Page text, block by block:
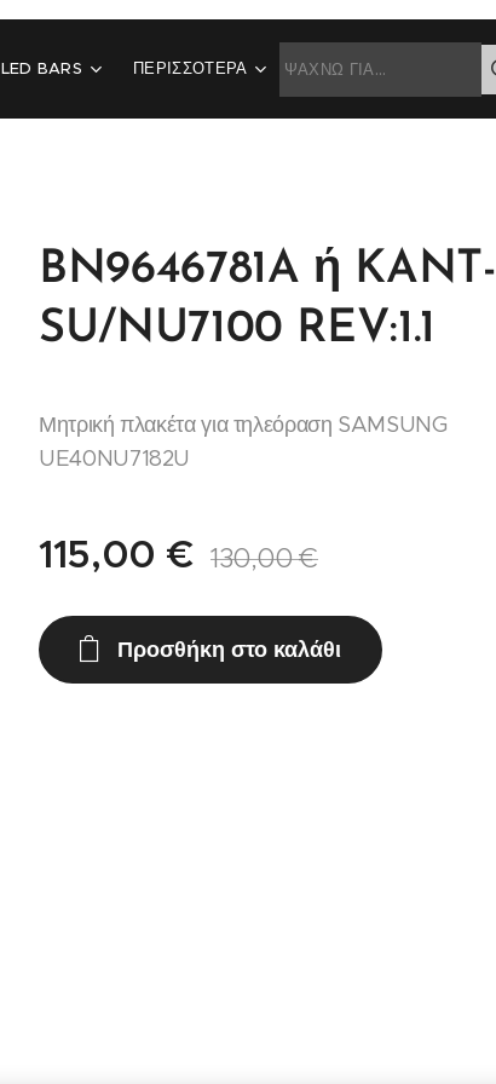
LED BARS ΠΕΡΙΣΣΌΤΕΡΑ
BN9646781A ή KANT-
SU/NU7100 REV:1.1
Μητρική πλακέτα για τηλεόραση SAMSUNG
UE40NU7182U
115,00 € 130,00€
Προσθήκη στο καλάθι